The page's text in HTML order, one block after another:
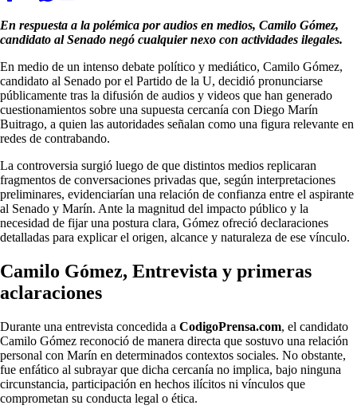
En respuesta a la polémica por audios en medios, Camilo Gómez,
candidato al Senado negó cualquier nexo con actividades ilegales.
En medio de un intenso debate político y mediático, Camilo Gómez,
candidato al Senado por el Partido de la U, decidió pronunciarse
públicamente tras la difusión de audios y videos que han generado
cuestionamientos sobre una supuesta cercanía con Diego Marín
Buitrago, a quien las autoridades señalan como una figura relevante en
redes de contrabando.
La controversia surgió luego de que distintos medios replicaran
fragmentos de conversaciones privadas que, según interpretaciones
preliminares, evidenciarían una relación de confianza entre el aspirante
al Senado y Marín. Ante la magnitud del impacto público y la
necesidad de fijar una postura clara, Gómez ofreció declaraciones
detalladas para explicar el origen, alcance y naturaleza de ese vínculo.
Camilo Gómez, Entrevista y primeras
aclaraciones
Durante una entrevista concedida a CodigoPrensa.com, el candidato
Camilo Gómez reconoció de manera directa que sostuvo una relación
personal con Marín en determinados contextos sociales. No obstante,
fue enfático al subrayar que dicha cercanía no implica, bajo ninguna
circunstancia, participación en hechos ilícitos ni vínculos que
comprometan su conducta legal o ética.